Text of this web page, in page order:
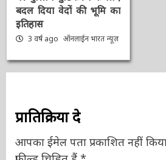
श्रीराम-श्रीकृष्ण विराजमान,
पर मुस्लिम तुष्टिकरण के
लिए बदल दिया वेदों की भूमि
3 वर्ष ago ऑनलाईन भारत
न्यूज़
प्रातिक्रिया दे